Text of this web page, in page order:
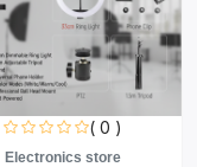
( 0 )
Electronics store